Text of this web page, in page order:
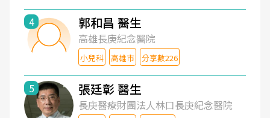
4 郭和昌 醫生
高雄長庚紀念醫院
小兒科 高雄市 分享數226
5 張廷彰 醫生
長庚醫療財團法人林口長庚紀念醫院